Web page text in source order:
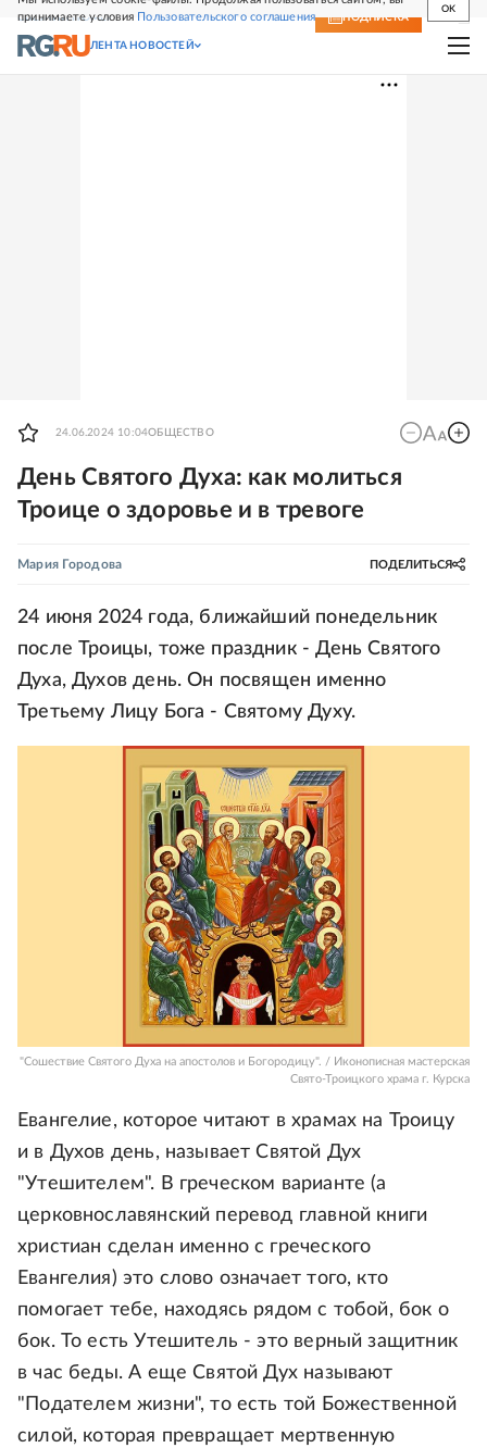
принимаете условия Пользовательского соглашения
OK
СВЕЖИЙ НОМЕР ПОДПИСКА
ЛЕНТА НОВОСТЕЙ
24.06.2024 10:04ОБЩЕСТВО
День Святого Духа: как молиться
Троице о здоровье и в тревоге
Мария Городова ПОДЕЛИТЬСЯ
24 июня 2024 года, ближайший понедельник
после Троицы, тоже праздник - День Святого
Духа, Духов день. Он посвящен именно
Третьему Лицу Бога - Святому Духу.
"Сошествие Святого Духа на апостолов и Богородицу". / Иконописная мастерская
Свято-Троицкого храма г. Курска
Евангелие, которое читают в храмах на Троицу
и в Духов день, называет Святой Дух
"Утешителем". В греческом варианте (а
церковнославянский перевод главной книги
христиан сделан именно с греческого
Евангелия) это слово означает того, кто
помогает тебе, находясь рядом с тобой, бок о
бок. То есть Утешитель - это верный защитник
в час беды. А еще Святой Дух называют
"Подателем жизни", то есть той Божественной
силой, которая превращает мертвенную